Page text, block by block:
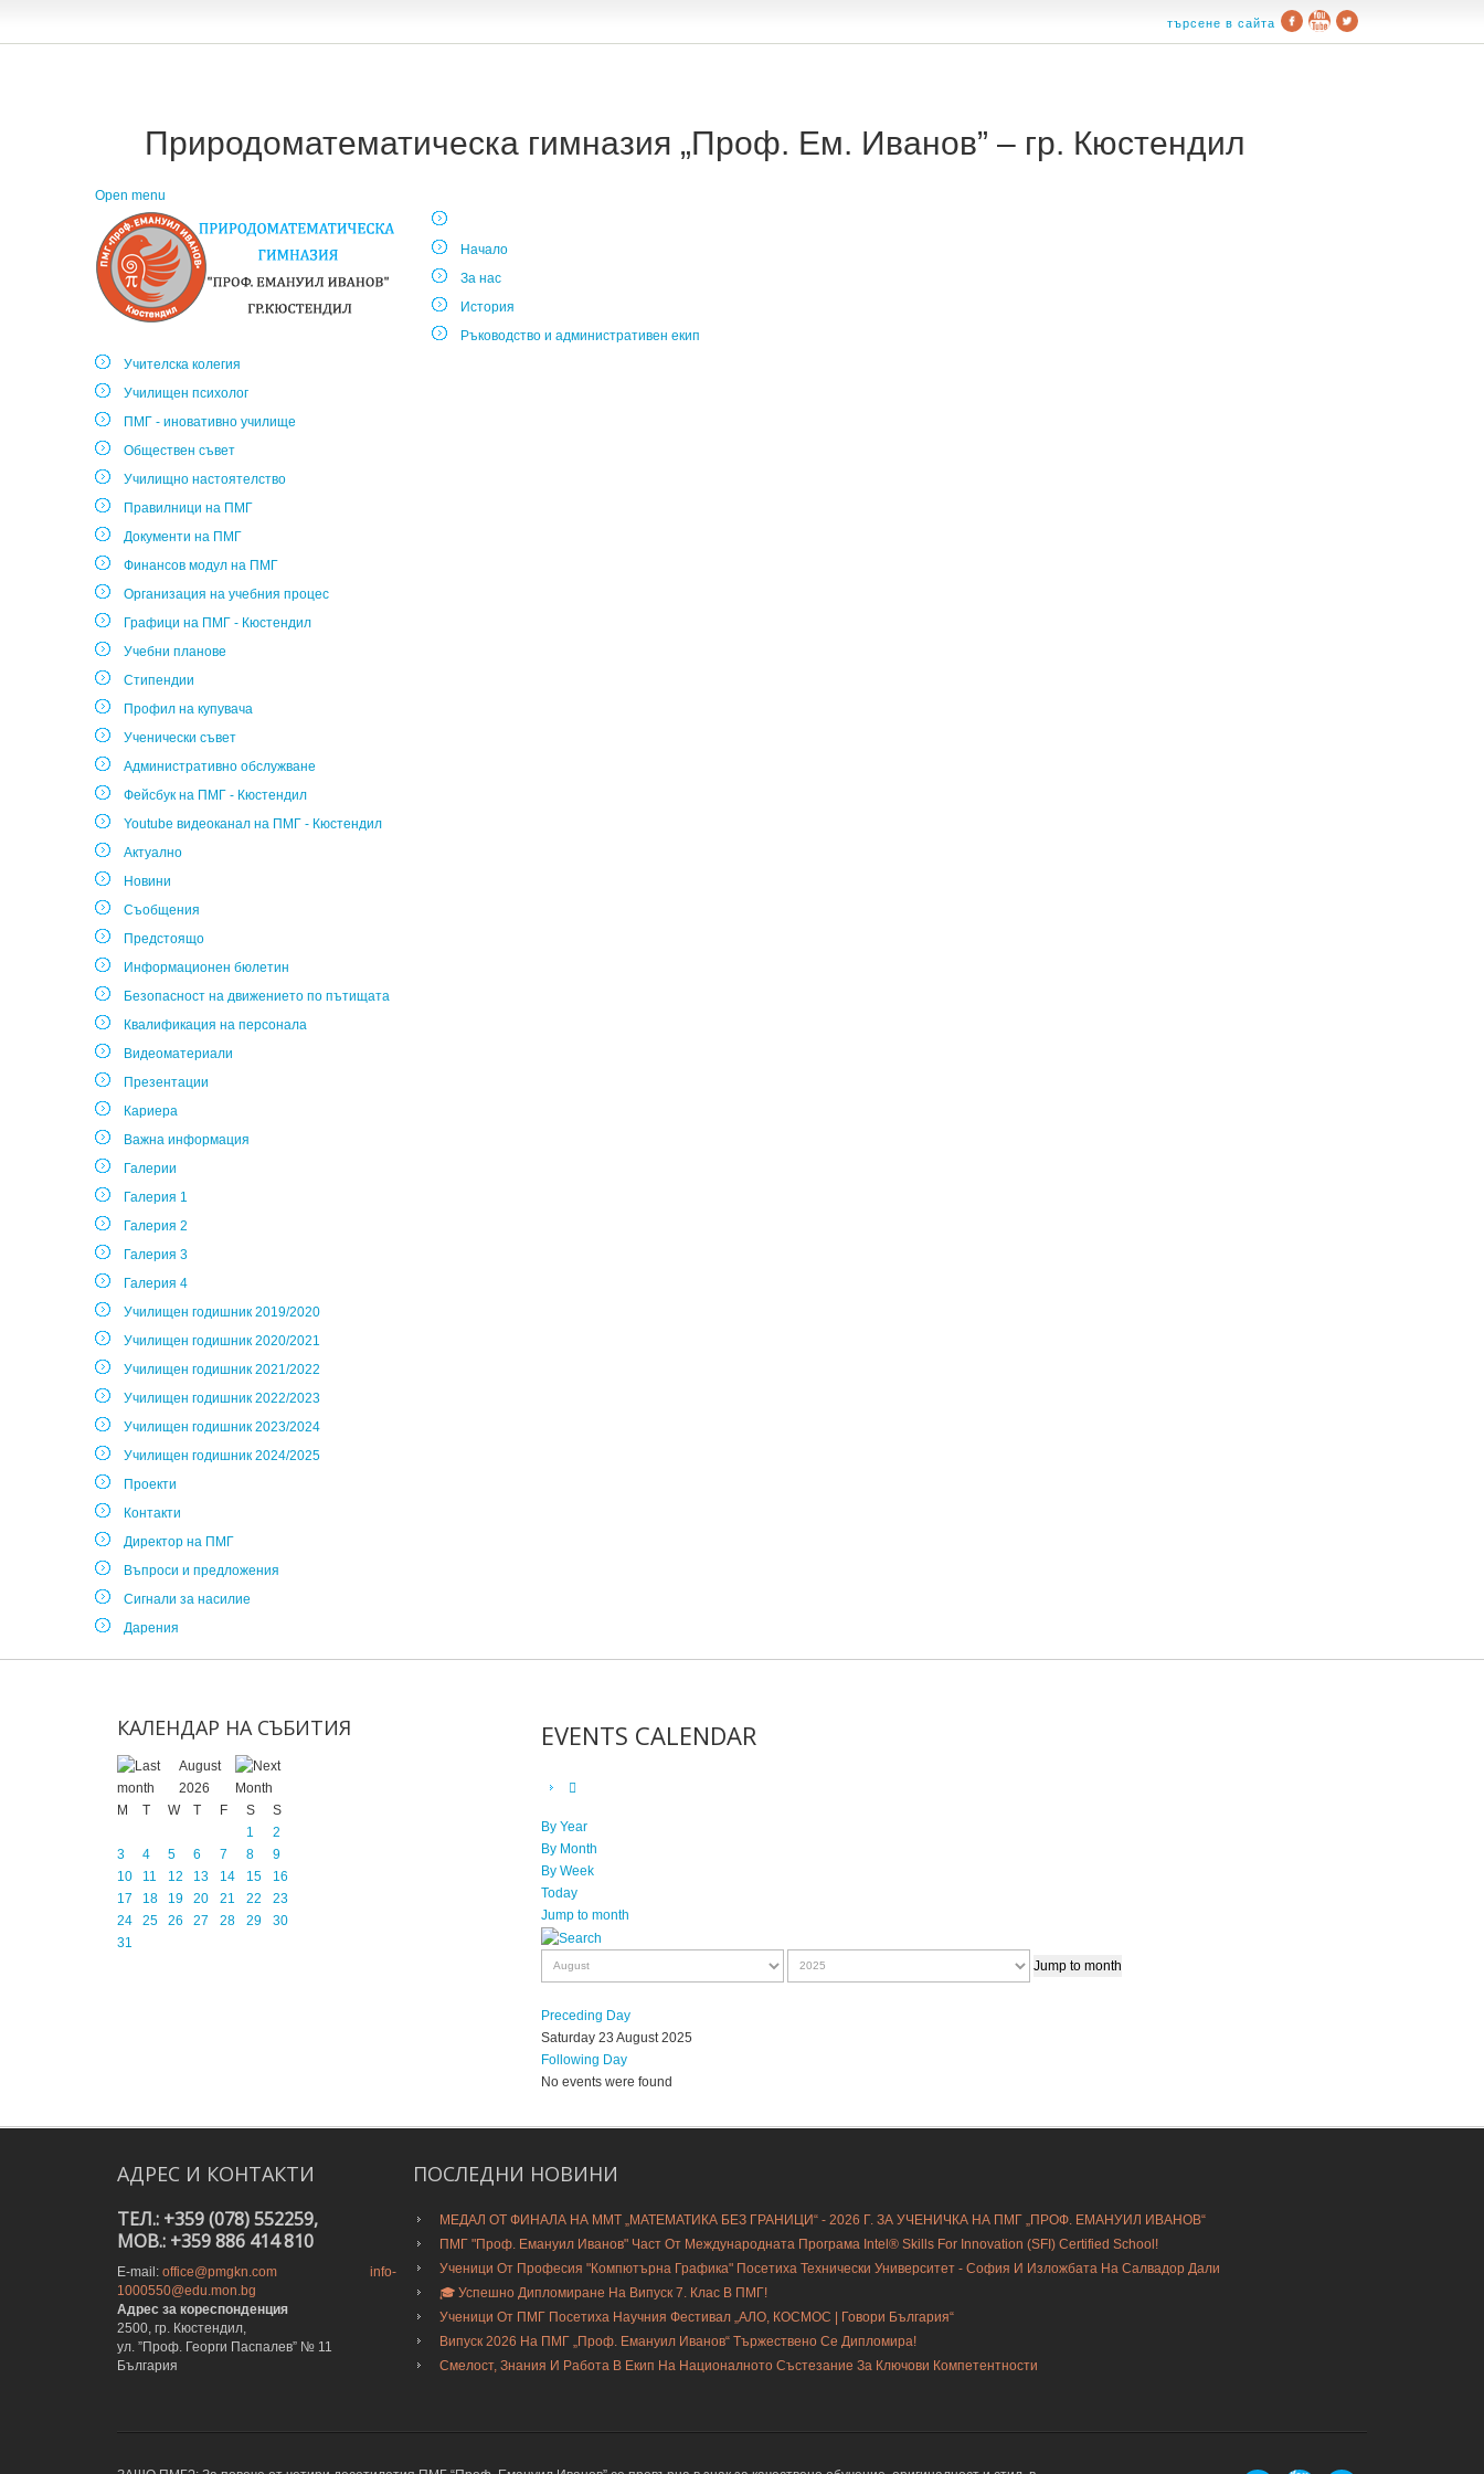
търсене в сайта
Природоматематическа гимназия „Проф. Ем. Иванов” – гр. Кюстендил
Open menu
Начало
За нас
История
Ръководство и административен екип
Учителска колегия
Училищен психолог
ПМГ - иновативно училище
Обществен съвет
Училищно настоятелство
Правилници на ПМГ
Документи на ПМГ
Финансов модул на ПМГ
Организация на учебния процес
Графици на ПМГ - Кюстендил
Учебни планове
Стипендии
Профил на купувача
Ученически съвет
Административно обслужване
Фейсбук на ПМГ - Кюстендил
Youtube видеоканал на ПМГ - Кюстендил
Актуално
Новини
Съобщения
Предстоящо
Информационен бюлетин
Безопасност на движението по пътищата
Квалификация на персонала
Видеоматериали
Презентации
Кариера
Важна информация
Галерии
Галерия 1
Галерия 2
Галерия 3
Галерия 4
Училищен годишник 2019/2020
Училищен годишник 2020/2021
Училищен годишник 2021/2022
Училищен годишник 2022/2023
Училищен годишник 2023/2024
Училищен годишник 2024/2025
Проекти
Контакти
Директор на ПМГ
Въпроси и предложения
Сигнали за насилие
Дарения
КАЛЕНДАР НА СЪБИТИЯ
August
2026
M
T W T F S
S
1
2
3
4 5 6 7 8
9
10
11 12 13 14 15
16
17
18 19 20 21 22
23
24
25 26 27 28 29
30
31
EVENTS CALENDAR
By Year
By Month
By Week
Today
Jump to month
Jump to month
Preceding Day
Saturday 23 August 2025
Following Day
No events were found
АДРЕС И КОНТАКТИ
ТЕЛ.: +359 (078) 552259,
MOB.: +359 886 414 810
E-mail: office@pmgkn.com
info-
1000550@edu.mon.bg
Адрес за кореспонденция
2500, гр. Кюстендил,
ул. ”Проф. Георги Паспалев” № 11
България
ПОСЛЕДНИ НОВИНИ
МЕДАЛ ОТ ФИНАЛА НА ММТ „МАТЕМАТИКА БЕЗ ГРАНИЦИ“ - 2026 Г. ЗА УЧЕНИЧКА НА ПМГ „ПРОФ. ЕМАНУИЛ ИВАНОВ“
ПМГ "Проф. Емануил Иванов" Част От Международната Програма Intel® Skills For Innovation (SFI) Certified School!
Ученици От Професия "Компютърна Графика" Посетиха Технически Университет - София И Изложбата На Салвадор Дали
🎓 Успешно Дипломиране На Випуск 7. Клас В ПМГ!
Ученици От ПМГ Посетиха Научния Фестивал „АЛО, КОСМОС | Говори България“
Випуск 2026 На ПМГ „Проф. Емануил Иванов“ Тържествено Се Дипломира!
Смелост, Знания И Работа В Екип На Националното Състезание За Ключови Компетентности